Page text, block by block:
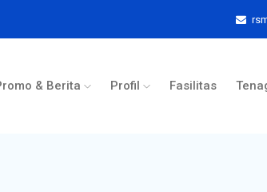
& Berita Profil Fasilitas